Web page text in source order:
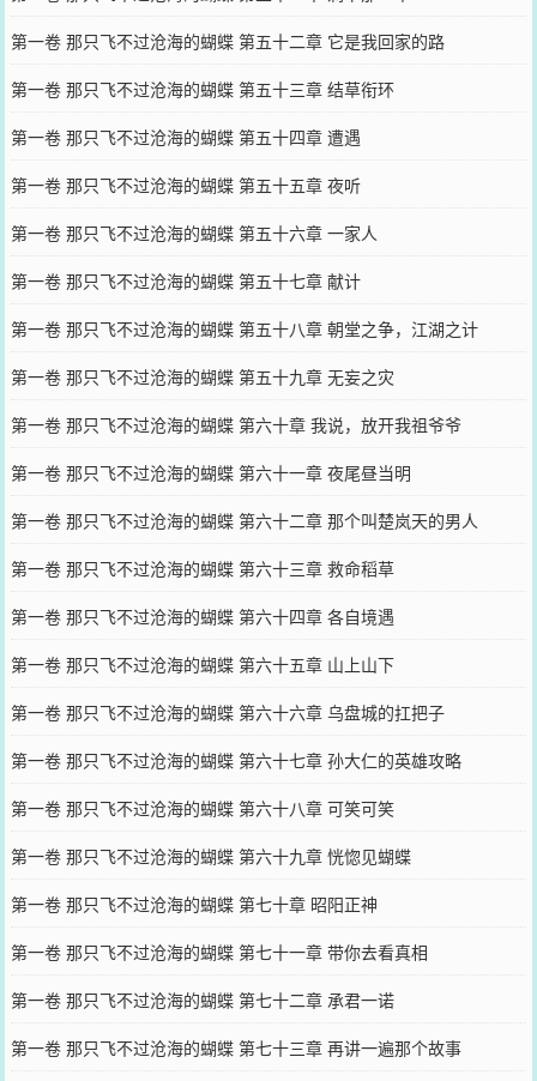
第一卷 那只飞不过沧海的蝴蝶 第五十二章 它是我回家的路
第一卷 那只飞不过沧海的蝴蝶 第五十三章 结草衔环
第一卷 那只飞不过沧海的蝴蝶 第五十四章 遭遇
第一卷 那只飞不过沧海的蝴蝶 第五十五章 夜听
第一卷 那只飞不过沧海的蝴蝶 第五十六章 一家人
第一卷 那只飞不过沧海的蝴蝶 第五十七章 献计
第一卷 那只飞不过沧海的蝴蝶 第五十八章 朝堂之争，江湖之计
第一卷 那只飞不过沧海的蝴蝶 第五十九章 无妄之灾
第一卷 那只飞不过沧海的蝴蝶 第六十章 我说，放开我祖爷爷
第一卷 那只飞不过沧海的蝴蝶 第六十一章 夜尾昼当明
第一卷 那只飞不过沧海的蝴蝶 第六十二章 那个叫楚岚天的男人
第一卷 那只飞不过沧海的蝴蝶 第六十三章 救命稻草
第一卷 那只飞不过沧海的蝴蝶 第六十四章 各自境遇
第一卷 那只飞不过沧海的蝴蝶 第六十五章 山上山下
第一卷 那只飞不过沧海的蝴蝶 第六十六章 乌盘城的扛把子
第一卷 那只飞不过沧海的蝴蝶 第六十七章 孙大仁的英雄攻略
第一卷 那只飞不过沧海的蝴蝶 第六十八章 可笑可笑
第一卷 那只飞不过沧海的蝴蝶 第六十九章 恍惚见蝴蝶
第一卷 那只飞不过沧海的蝴蝶 第七十章 昭阳正神
第一卷 那只飞不过沧海的蝴蝶 第七十一章 带你去看真相
第一卷 那只飞不过沧海的蝴蝶 第七十二章 承君一诺
第一卷 那只飞不过沧海的蝴蝶 第七十三章 再讲一遍那个故事